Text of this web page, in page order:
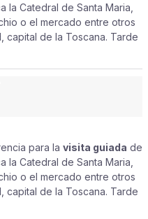
la Catedral de Santa Maria,
o el mercado entre otros
capital de la Toscana. Tarde
para la visita guiada de
la Catedral de Santa Maria,
o el mercado entre otros
capital de la Toscana. Tarde